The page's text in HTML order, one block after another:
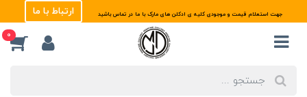
جهت استعلام قیمت و موجودی کلیه ی ادکلن های مارک با ما در تماس باشید ارتباط با ما
0